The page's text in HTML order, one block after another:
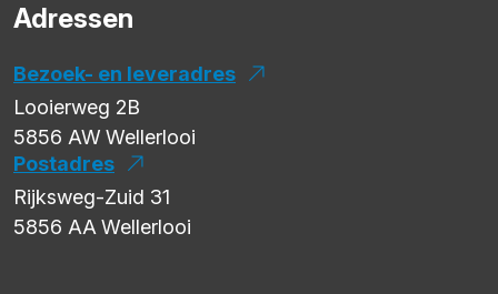
Adressen
Bezoek- en leveradres
Looierweg 2B
5856 AW Wellerlooi
Postadres
Rijksweg-Zuid 31
5856 AA Wellerlooi